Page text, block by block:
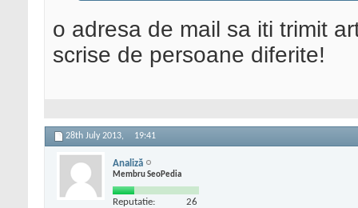
o adresa de mail sa iti trimit
scrise de persoane diferite!
28th July 2013, 19:41
Analiză
Membru SeoPedia
Reputatie: 26